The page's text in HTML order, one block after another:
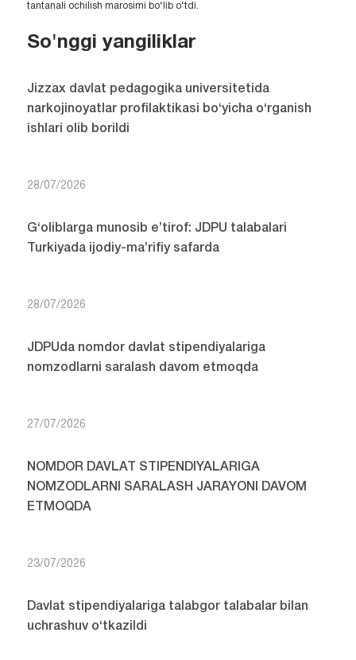
tantanali ochilish marosimi bo‘lib o‘tdi.
So'nggi yangiliklar
Jizzax davlat pedagogika universitetida
narkojinoyatlar profilaktikasi bo‘yicha o‘rganish
ishlari olib borildi
28/07/2026
G‘oliblarga munosib e’tirof: JDPU talabalari
Turkiyada ijodiy-ma’rifiy safarda
28/07/2026
JDPUda nomdor davlat stipendiyalariga
nomzodlarni saralash davom etmoqda
27/07/2026
NOMDOR DAVLAT STIPENDIYALARIGA
NOMZODLARNI SARALASH JARAYONI DAVOM
ETMOQDA
23/07/2026
Davlat stipendiyalariga talabgor talabalar bilan
uchrashuv o‘tkazildi